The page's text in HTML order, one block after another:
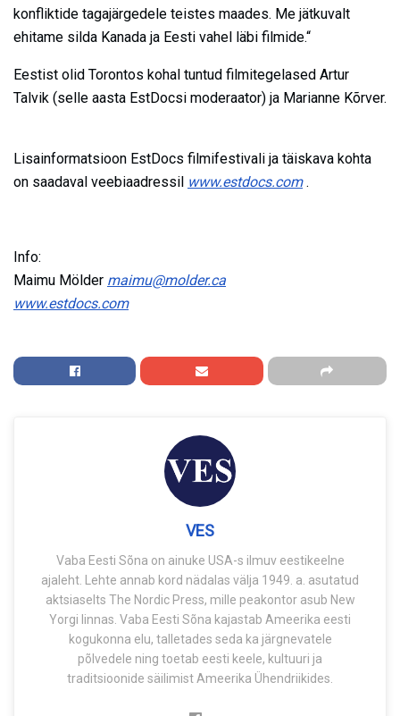
konfliktide tagajärgedele teistes maades. Me jätkuvalt
ehitame silda Kanada ja Eesti vahel läbi filmide.“
Eestist olid Torontos kohal tuntud filmitegelased Artur
Talvik (selle aasta EstDocsi moderaator) ja Marianne Kõrver.
Lisainformatsioon EstDocs filmifestivali ja täiskava kohta
on saadaval veebiaadressil www.estdocs.com.
Info:
Maimu Mölder maimu@molder.ca
www.estdocs.com
VES
Vaba Eesti Sõna on ainuke USA-s ilmuv eestikeelne
ajaleht. Lehte annab kord nädalas välja 1949. a. asutatud
aktsiaselts The Nordic Press, mille peakontor asub New
Yorgi linnas. Vaba Eesti Sõna kajastab Ameerika eesti
kogukonna elu, talletades seda ka järgnevatele
põlvedele ning toetab eesti keele, kultuuri ja
traditsioonide säilimist Ameerika Ühendriikides.